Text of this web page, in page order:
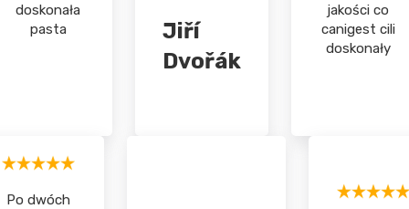
doskonała
pasta
Jiří
Dvořák
jakości co
canigest cili
doskonały
Po dwóch